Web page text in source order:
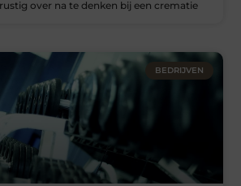
over na te denken bij een crematie
BEDRIJVEN